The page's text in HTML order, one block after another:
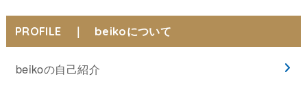
PROFILE ｜ beikoについて
beikoの自己紹介